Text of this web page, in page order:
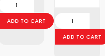
ADD TO CART
ADD TO CART